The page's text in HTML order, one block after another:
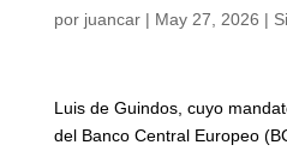
por juancar| May 27, 2026 |
Luis de Guindos, cuyo
del Banco Central Europeo